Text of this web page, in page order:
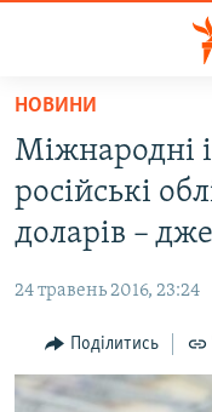
Перейти
основного
матеріалу
Перейти
до
основної
навігації
Перейти
до
пошуку
ВОДА.КРИМ
ВІДЕО ТА ФОТО
БЛОГИ
ПОГЛЯД
ІНТЕРВ'Ю
НОВИНИ
Міжнародні
російські
доларів –
24 травень 2016, 23:24
Поділитись